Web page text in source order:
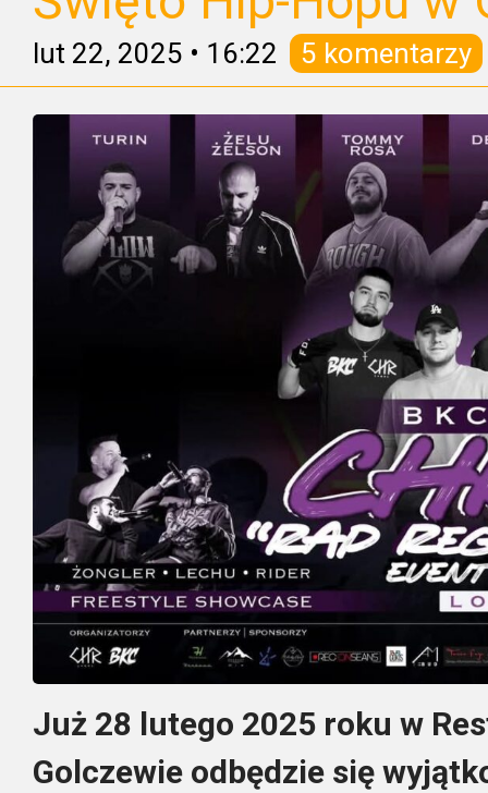
lut 22, 2025 • 16:22 5 komentarzy
Już 28 lutego 2025 roku w
Golczewie odbędzie się